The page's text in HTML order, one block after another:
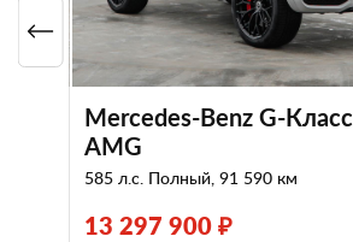
Mercedes-Benz G-Класс
AMG
585 л.с. Полный, 91 590 км
13 297 900 ₽